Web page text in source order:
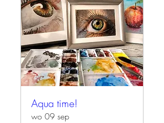
Aqua time!
wo 09 sep